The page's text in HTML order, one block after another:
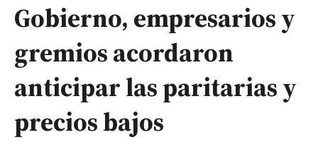
Gobierno, empresarios y
gremios acordaron
anticipar las paritarias y
precios bajos